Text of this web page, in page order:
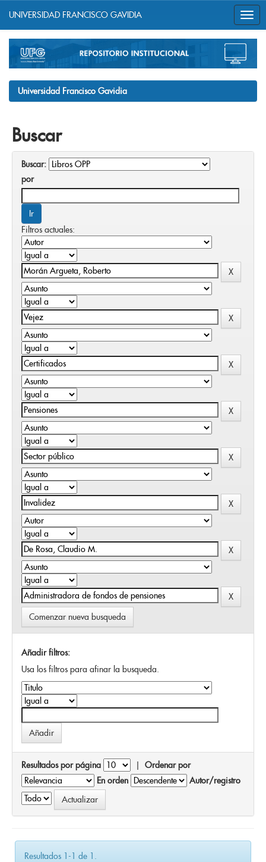
navigation
UNIVERSIDAD FRANCISCO GAVIDIA
Universidad Francisco Gavidia
Buscar
Buscar:
por
Filtros actuales:
Comenzar nueva busqueda
Añadir filtros:
Usa los filtros para afinar la busqueda.
Resultados por página | Ordenar por
En orden
Autor/registro
Resultados 1-1 de 1.